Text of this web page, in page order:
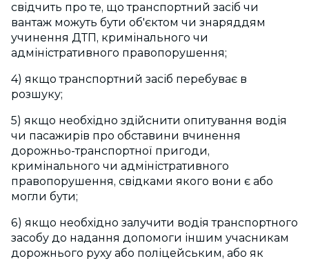
свідчить про те, що транспортний засіб чи
вантаж можуть бути об'єктом чи знаряддям
учинення ДТП, кримінального чи
адміністративного правопорушення;
4) якщо транспортний засіб перебуває в
розшуку;
5) якщо необхідно здійснити опитування водія
чи пасажирів про обставини вчинення
дорожньо-транспортної пригоди,
кримінального чи адміністративного
правопорушення, свідками якого вони є або
могли бути;
6) якщо необхідно залучити водія транспортного
засобу до надання допомоги іншим учасникам
дорожнього руху або поліцейським, або як